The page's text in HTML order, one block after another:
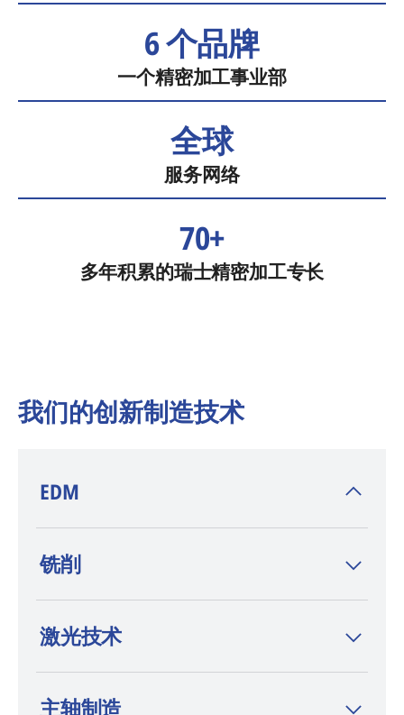
6 个品牌
一个精密加工事业部
全球
服务网络
70+
多年积累的瑞士精密加工专长
我们的创新制造技术
EDM
的发明者，在 wire-cut EDM、sinker EDM 和
钻孔 EDM 领域，这一品牌以高端定位和持续
铣削
激光技术
主轴制造